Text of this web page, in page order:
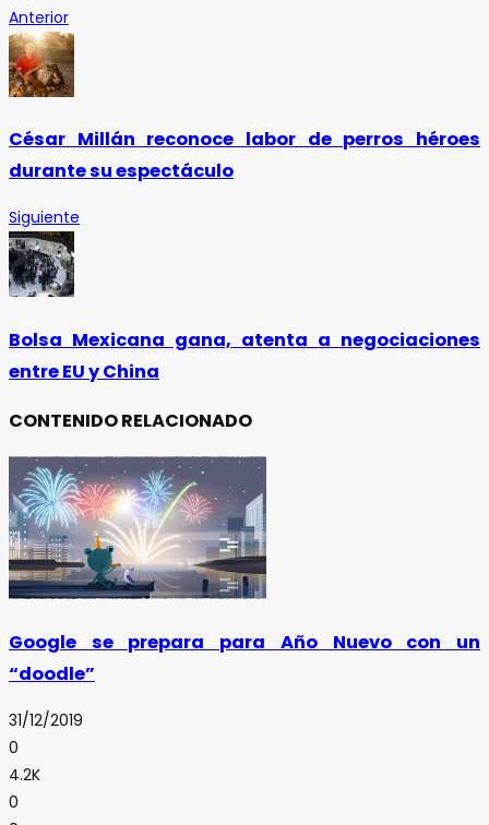
Anterior
César Millán reconoce labor de perros héroes
durante su espectáculo
Siguiente
Bolsa Mexicana gana, atenta a negociaciones
entre EU y China
CONTENIDO RELACIONADO
Google se prepara para Año Nuevo con un
“doodle”
31/12/2019
0
4.2K
0